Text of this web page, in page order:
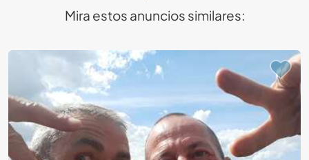
Mira estos anuncios similares: